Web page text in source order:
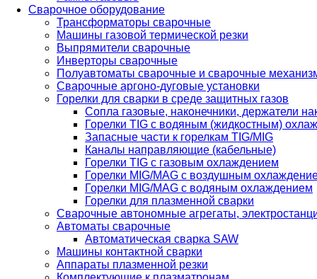
Сварочное оборудование
Трансформаторы сварочные
Машины газовой термической резки
Выпрямители сварочные
Инверторы сварочные
Полуавтоматы сварочные и сварочные
Сварочные аргоно-дуговые установки
Горелки для сварки в среде защитных газов
Сопла газовые, наконечники, держатели
Горелки TIG с водяным (жидкостным)
Запасные части к горелкам TIG/MIG
Каналы направляющие (кабельные)
Горелки TIG с газовым охлаждением
Горелки MIG/MAG с воздушным
Горелки MIG/MAG с водяным охлаждением
Горелки для плазменной сварки
Сварочные автономные агрегаты,
Автоматы сварочные
Автоматическая сварка SAW
Машины контактной сварки
Аппараты плазменной резки